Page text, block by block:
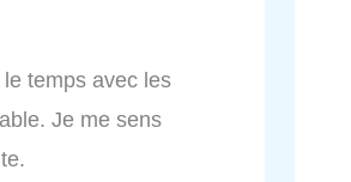
temps avec les
Je me sens